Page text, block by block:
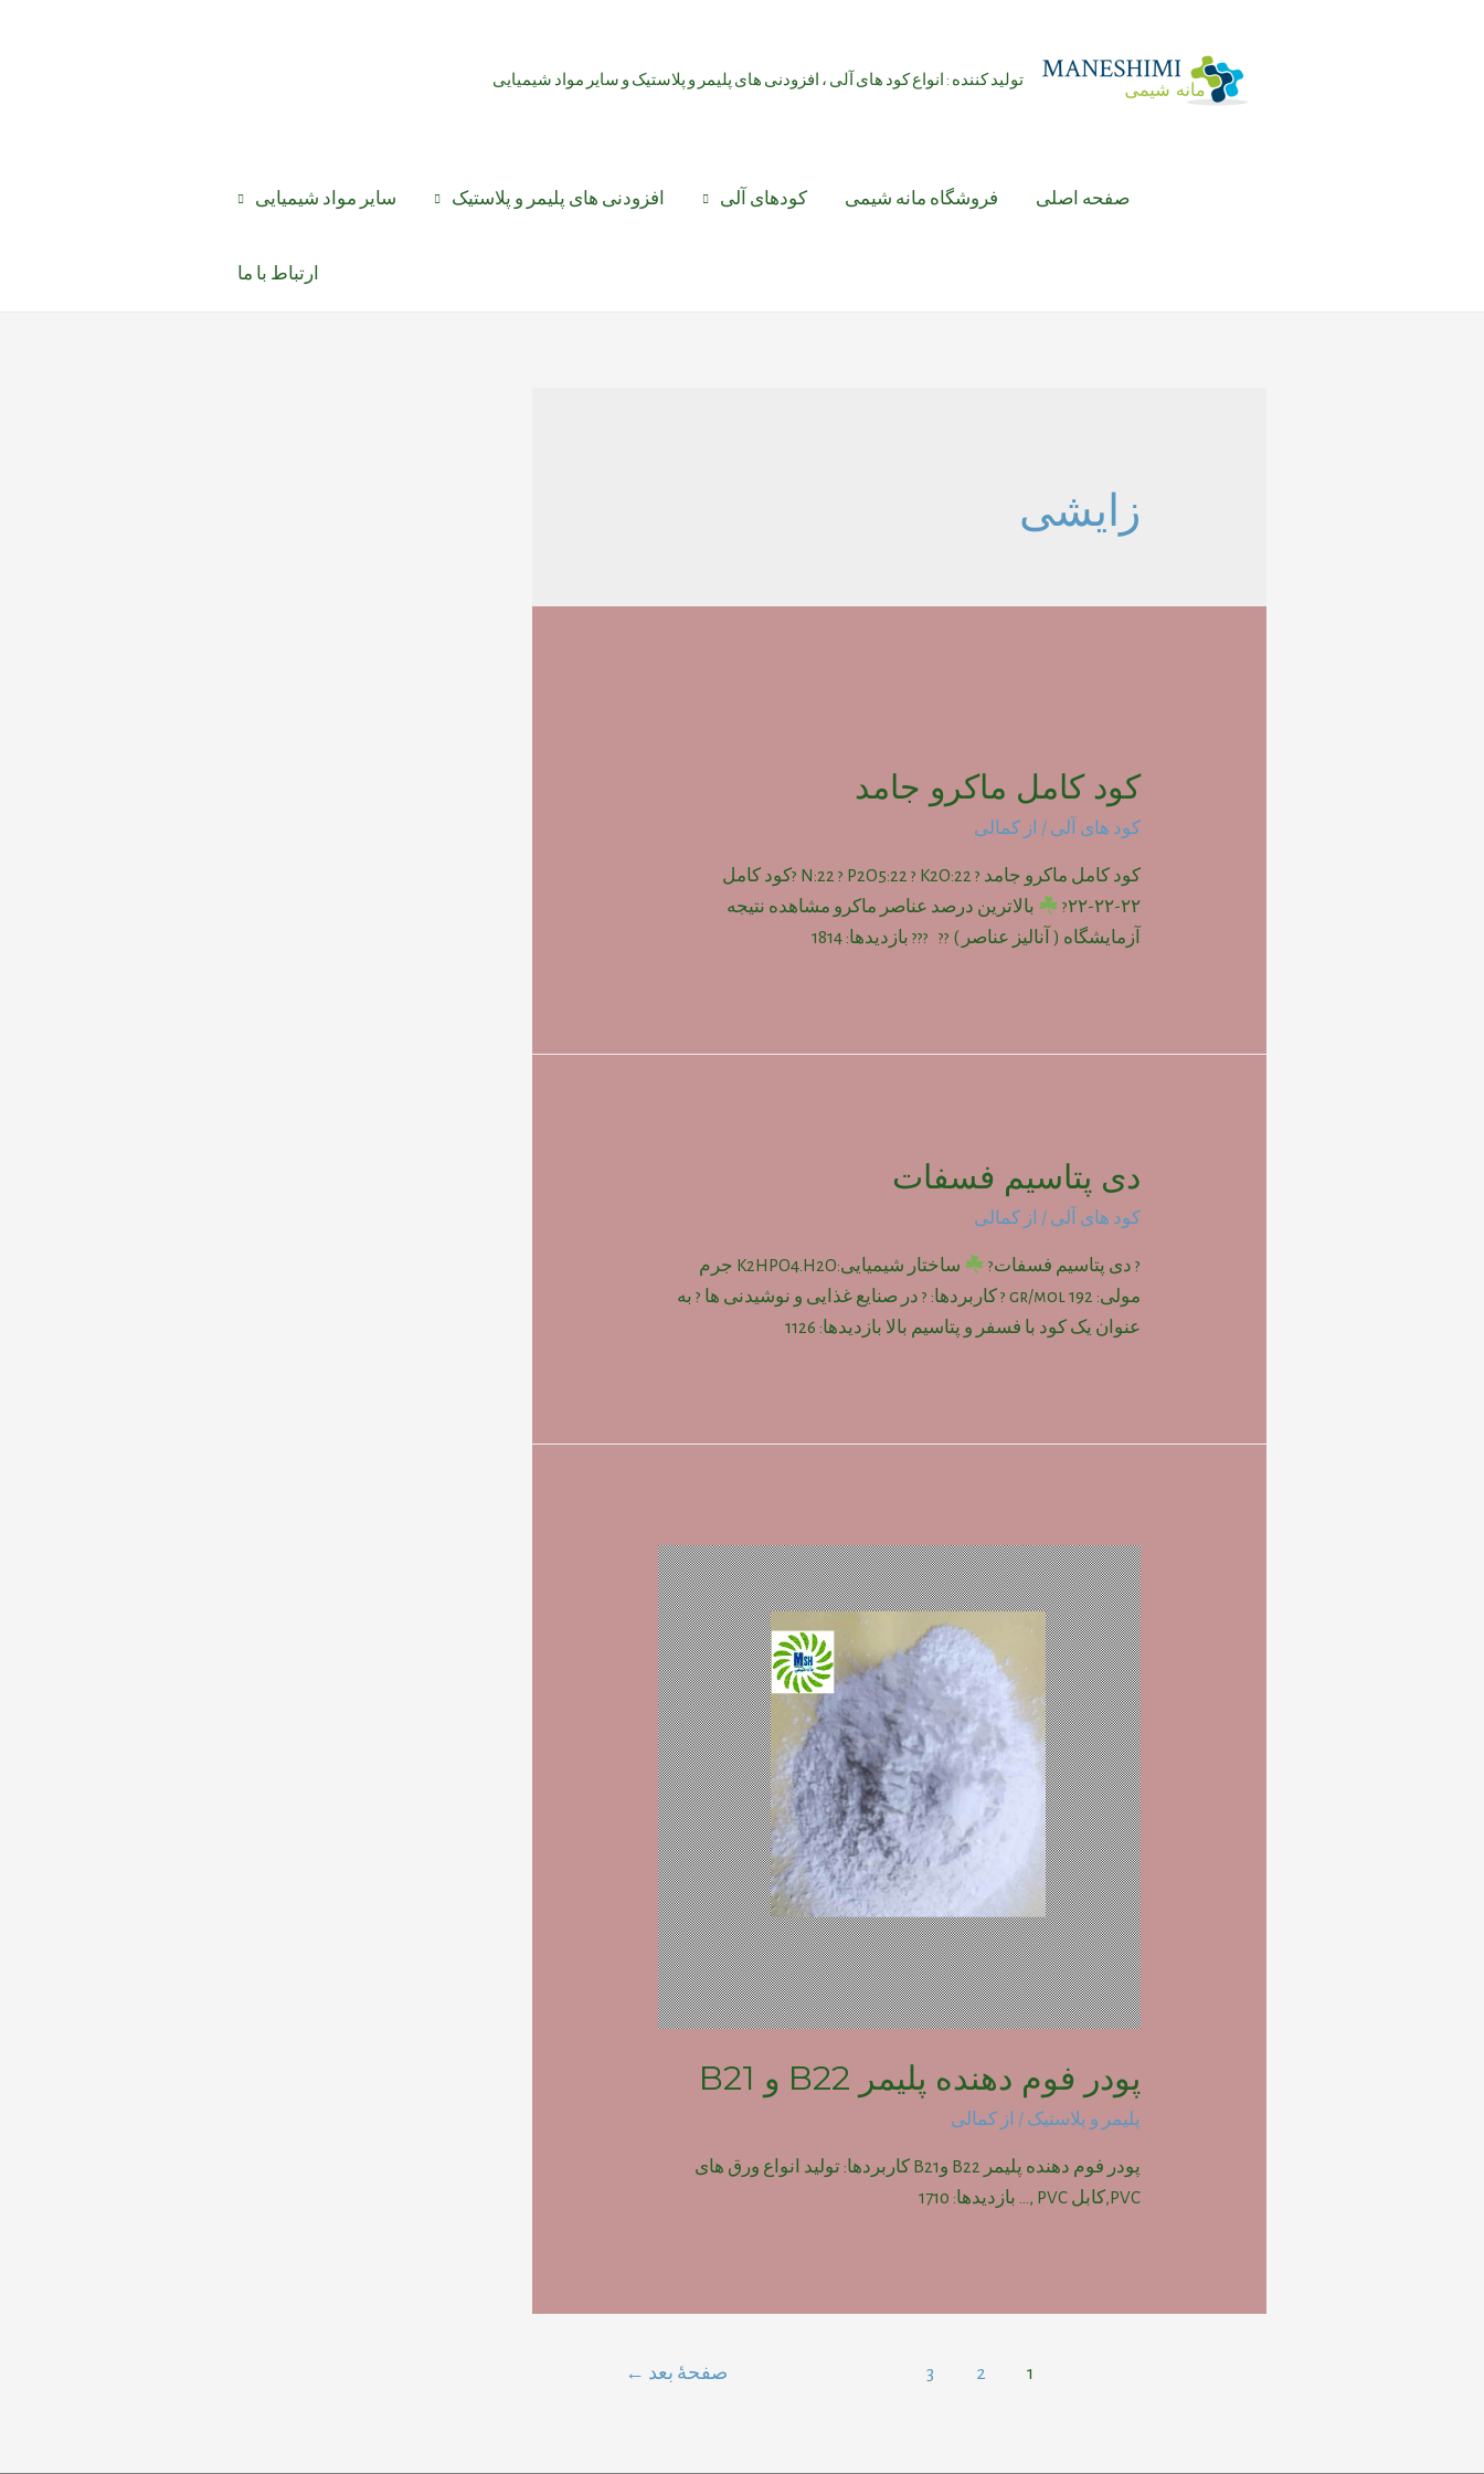
تولید کننده : انواع کود های آلی ، افزودنی های پلیمر و پلاستیک و سایر مواد شیمیایی
صفحه اصلی فروشگاه مانه شیمی کودهای آلی افزودنی های پلیمر و پلاستیک سایر مواد شیمیایی
ارتباط با ما
زایشی
کود کامل ماکرو جامد
کود های آلی / از کمالی
کود کامل ماکرو جامد ? N:22 ? P2O5:22 ? K2O:22 ?کود کامل
۲۲-۲۲-۲۲?
بالاترین درصد عناصر ماکرو مشاهده نتیجه
آزمایشگاه ( آنالیز عناصر ) ?? ??? بازدیدها: 1814
دی پتاسیم فسفات
کود های آلی / از کمالی
? دی پتاسیم فسفات?
ساختار شیمیایی:K2HPO4.H2O جرم
مولی: gr/mol 192 ? کاربردها: ? در صنایع غذایی و نوشیدنی ها ? به
عنوان یک کود با فسفر و پتاسیم بالا بازدیدها: 1126
پودر فوم دهنده پلیمر B22 و B21
پلیمر و پلاستیک / از کمالی
پودر فوم دهنده پلیمر B22 وB21 کاربردها: تولید انواع ورق های
PVC,کابل PVC ,… بازدیدها: 1710
1
2
3 صفحهٔ بعد ←